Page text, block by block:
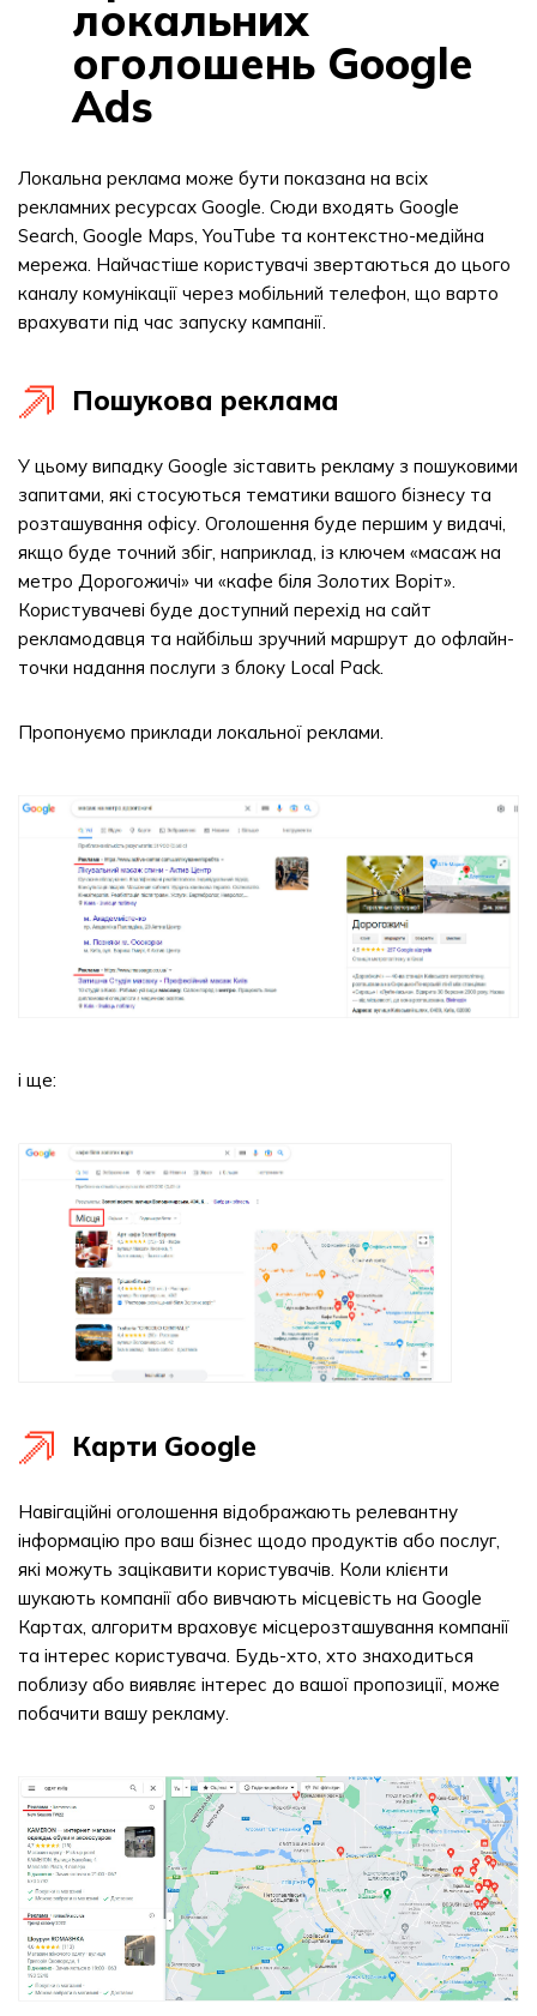
локальних
оголошень Google
Ads
Локальна реклама може бути показана на всіх
рекламних ресурсах Google. Сюди входять Google
Search, Google Maps, YouTube та контекстно-медійна
мережа. Найчастіше користувачі звертаються до цього
каналу комунікації через мобільний телефон, що варто
врахувати під час запуску кампанії.
Пошукова реклама
У цьому випадку Google зіставить рекламу з пошуковими
запитами, які стосуються тематики вашого бізнесу та
розташування офісу. Оголошення буде першим у видачі,
якщо буде точний збіг, наприклад, із ключем «масаж на
метро Дорогожичі» чи «кафе біля Золотих Воріт».
Користувачеві буде доступний перехід на сайт
рекламодавця та найбільш зручний маршрут до офлайн-
точки надання послуги з блоку Local Pack.
Пропонуємо приклади локальної реклами.
і ще:
Карти Google
Навігаційні оголошення відображають релевантну
інформацію про ваш бізнес щодо продуктів або послуг,
які можуть зацікавити користувачів. Коли клієнти
шукають компанії або вивчають місцевість на Google
Картах, алгоритм враховує місцерозташування компанії
та інтерес користувача. Будь-хто, хто знаходиться
поблизу або виявляє інтерес до вашої пропозиції, може
побачити вашу рекламу.